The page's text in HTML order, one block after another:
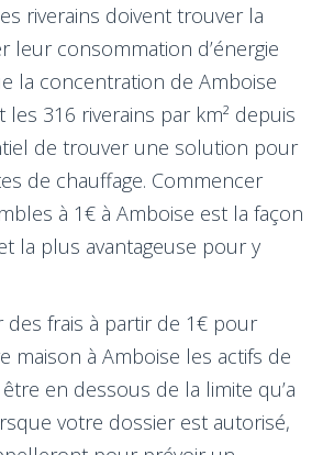
riverains doivent trouver la
leur consommation d’énergie
la concentration de Amboise
les 316 riverains par km² depuis
de trouver une solution pour
de chauffage. Commencer
à 1€ à Amboise est la façon
la plus avantageuse pour y
des frais à partir de 1€ pour
maison à Amboise les actifs de
en dessous de la limite qu’a
votre dossier est autorisé,